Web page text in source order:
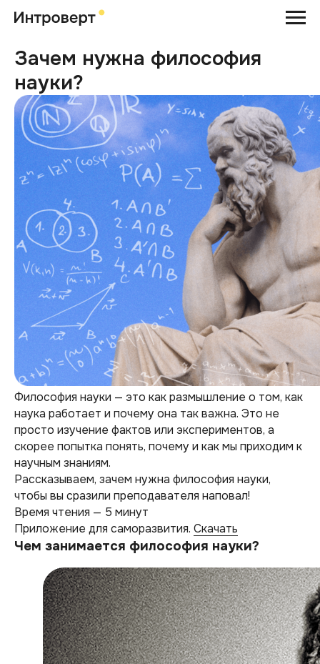
Зачем нужна философия
науки?
Философия науки — это как размышление о том, как
наука работает и почему она так важна. Это не
просто изучение фактов или экспериментов, а
скорее попытка понять, почему и как мы приходим к
научным знаниям.
Рассказываем, зачем нужна философия науки,
чтобы вы сразили преподавателя наповал!
Время чтения — 5 минут
Приложение для саморазвития. Скачать
Чем занимается философия науки?